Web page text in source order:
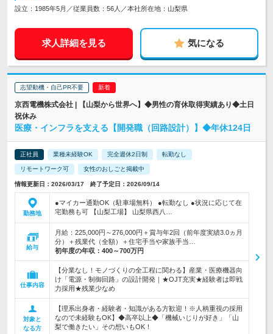
設立：1985年5月／従業員数：56人／本社所在地：山梨県
求人詳細を見る 気になる
志望動機・自己PR不要
京西電機株式会社 | 【山梨から世界へ】◆男性の育休取得実績あり◆土日
祝休み
医療・インフラを支える【開発職（回路設計）】◆年休124日
正社員 業種未経験OK 完全週休2日制 転勤なし
リモートワーク可 女性のおしごと掲載中
情報更新日：2026/03/17 終了予定日：2026/09/14
勤務地
●マイカー通勤OK（駐車場無料） ●転勤なし ●状況に応じて在
宅勤務も可 【山梨工場】 山梨県西八…
給与
月給：225,000円～276,000円＋賞与年2回（前年度実績3.0ヵ月
分）＋残業代（全額）＋住宅手当や家族手当…
初年度の年収： 400～700万円
仕事内容
【分業なし！モノづくりの全工程に関わる】産業・医療機器向
け「電源・制御回路」の設計開発｜★OJT充実★経験者は即戦
力採用★残業少なめ
対象と
なる方
【理系出身者・経験者・知識がある方歓迎！※人柄重視の採用
なので未経験もOK】◆高卒以上◆「機械いじりが好き」「山
梨で働きたい」その想いもOK！